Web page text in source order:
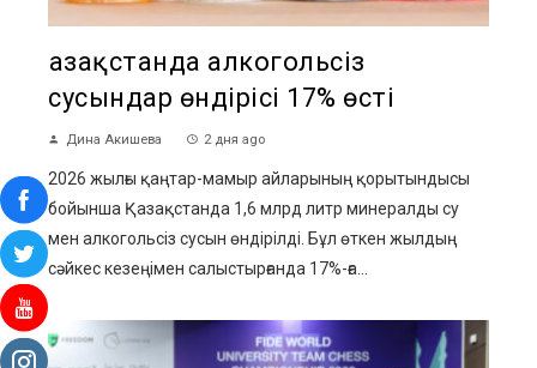
Қазақстанда алкогольсіз
сусындар өндірісі 17% өсті
Дина Акишева 2 дня ago
2026 жылғы қаңтар-мамыр айларының қорытындысы
бойынша Қазақстанда 1,6 млрд литр минералды су
мен алкогольсіз сусын өндірілді. Бұл өткен жылдың
сәйкес кезеңімен салыстырғанда 17%-ға...